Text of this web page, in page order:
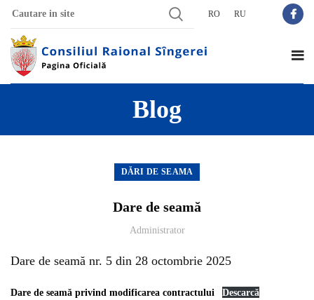
RO RU
Blog
DĂRI DE SEAMA
Dare de seamă
Administrator
Dare de seamă nr. 5 din 28 octombrie 2025
Dare de seamă privind modificarea contractului Descarcă